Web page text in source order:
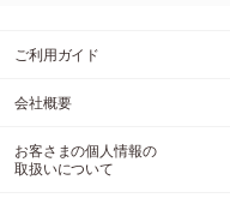
ご利用ガイド
会社概要
お客さまの個人情報の
取扱いについて